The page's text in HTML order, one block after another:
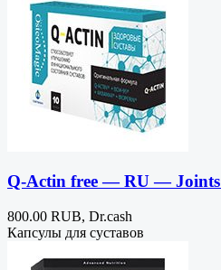
Q-Actin free — RU —
800.00 RUB, Dr.cash
Капсулы для суставов